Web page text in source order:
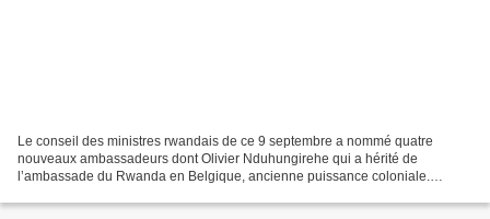
Le conseil des ministres rwandais de ce 9 septembre a nommé quatre
nouveaux ambassadeurs dont Olivier Nduhungirehe qui a hérité de
l’ambassade du Rwanda en Belgique, ancienne puissance coloniale.